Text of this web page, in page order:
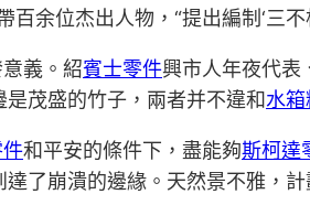
百余位杰出人物，“提出編制‘三
義。紹賓士零件興市人年夜代表
茂盛的竹子，兩者并不違和水箱
和平安的條件下，盡能夠斯柯達
了崩潰的邊緣。天然景不雅，計